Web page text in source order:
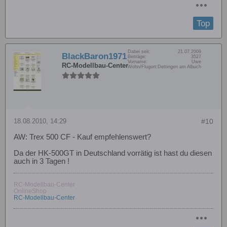
Top
BlackBaron1971
RC-Modellbau-Center
Dabei seit:
21.07.2009
Beiträge:
3527
Vorname:
Uwe
Wohn/Flugort: Dettingen am Albuch
#10
18.08.2010, 14:29
AW: Trex 500 CF - Kauf empfehlenswert?
Da der HK-500GT in Deutschland vorrätig ist hast du diesen
auch in 3 Tagen !
RC-Modellbau-Center
OnlineShop
RC-Modellbau-Center